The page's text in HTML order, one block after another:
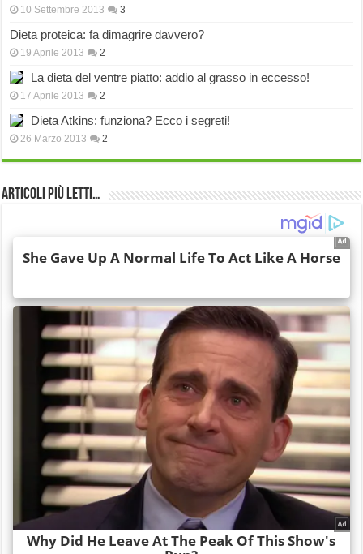
10 Settembre 2013 3
Dieta proteica: fa dimagrire davvero?
19 Aprile 2013 2
La dieta del ventre piatto: addio al grasso in eccesso!
17 Aprile 2013 2
Dieta Atkins: funziona? Ecco i segreti!
26 Marzo 2013 2
Articoli più Letti…